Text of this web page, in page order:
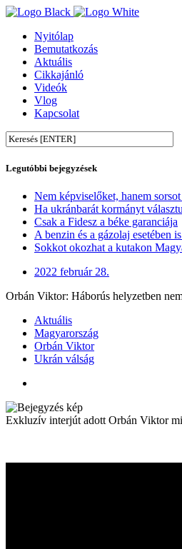
Nyitólap
Bemutatkozás
Aktuális
Cikkajánló
Videók
Vlog
Kapcsolat
Legutóbbi bejegyzések
Nem képviselőket, hanem
Ha ukránbarát kormányt
Csak a Fidesz a béke garanciája
A benzin és a gázolaj esetében
Sokkot okozhat a kutakon
2022 február 28.
Orbán Viktor: Háborús helyzetben
Aktuális
Magyarország
Orbán Viktor
Ukrán válság
Exkluzív interjút adott Orbán Viktor